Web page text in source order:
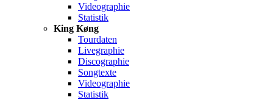
Videographie
Statistik
King Køng
Tourdaten
Livegraphie
Discographie
Songtexte
Videographie
Statistik